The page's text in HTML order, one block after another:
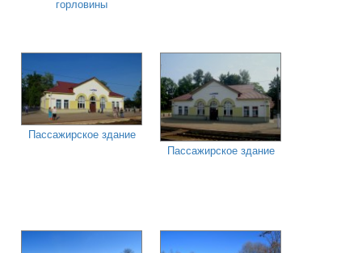
горловины
Пассажирское здание
Пассажирское здание